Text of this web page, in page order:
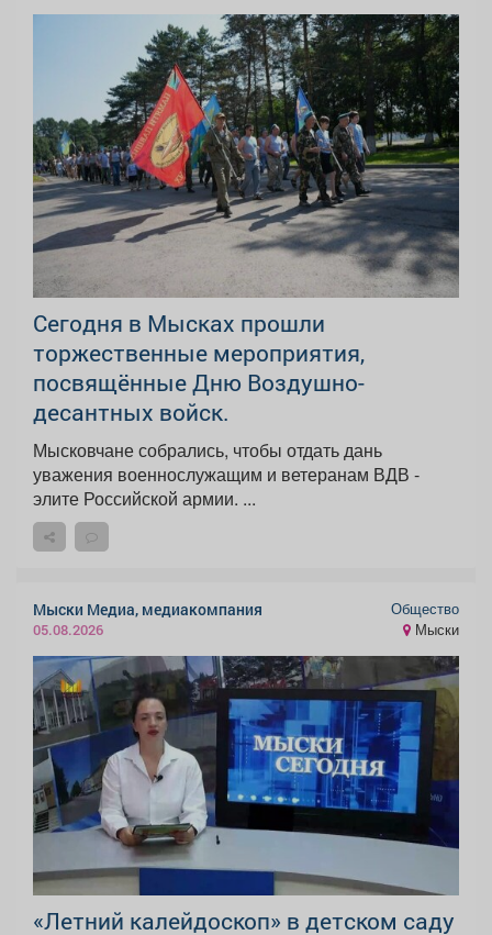
Сегодня в Мысках прошли
торжественные мероприятия,
посвящённые Дню Воздушно-
десантных войск.
Мысковчане собрались, чтобы отдать дань
уважения военнослужащим и ветеранам ВДВ -
элите Российской армии. ...
Мыски Медиа, медиакомпания
05.08.2026
Общество
Мыски
«Летний калейдоскоп» в детском саду